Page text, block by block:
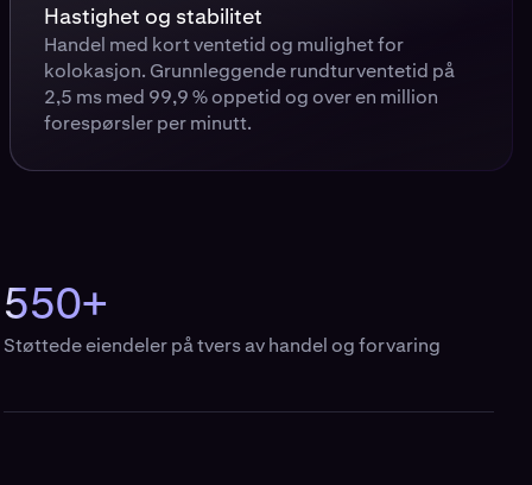
Hastighet og stabilitet
Handel med kort ventetid og mulighet for
kolokasjon. Grunnleggende rundturventetid på
2,5 ms med 99,9 % oppetid og over en million
forespørsler per minutt.
550+
Støttede eiendeler på tvers av handel og forvaring